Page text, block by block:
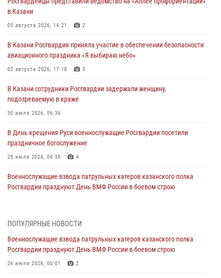
в Казани
03 августа 2026, 14:21 2
В Казани Росгвардия приняла участие в обеспечении безопасности
авиационного праздника «Я выбираю небо»
02 августа 2026, 17:18 3
В Казани сотрудники Росгвардии задержали женщину,
подозреваемую в краже
30 июля 2026, 06:36
В День крещения Руси военнослужащие Росгвардии посетили
праздничное богослужение
28 июля 2026, 09:38 4
Военнослужащие взвода патрульных катеров казанского полка
Росгвардии празднуют День ВМФ России в боевом строю
Татарстанские росгвардейцы завоевали «бронзу» в окружном этапе
24 июля 2026, 15:05 4
В казанском полку Росгвардии состоялся концерт певицы Кристины
ПОПУЛЯРНЫЕ НОВОСТИ
Военнослужащие взвода патрульных катеров казанского полка
Росгвардии празднуют День ВМФ России в боевом строю
26 июля 2026, 00:01 2